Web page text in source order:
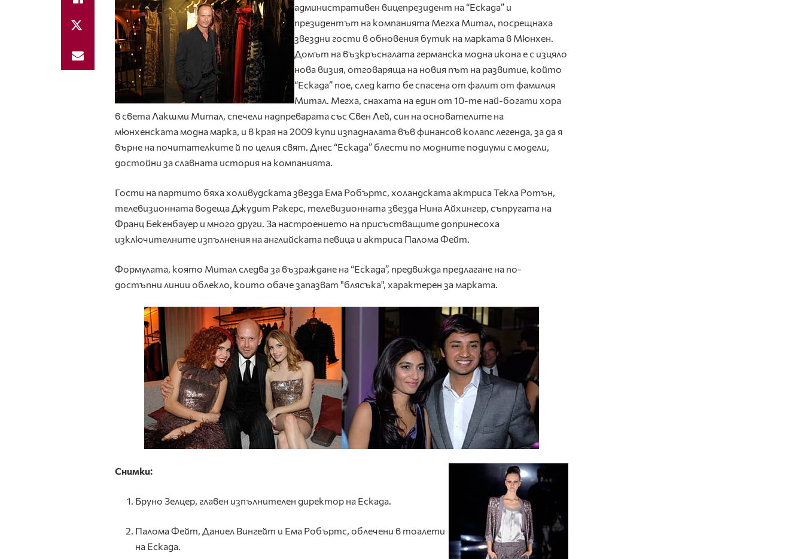
административен вицепрезидент на “Ескада” и
президентът на компанията Мегха Митал, посрещнаха
звездни гости в обновения бутик на марката в Мюнхен.
Домът на възкръсналата германска модна икона е с изцяло
нова визия, отговаряща на новия път на развитие, който
“Ескада” пое, след като бе спасена от фалит от фамилия
Митал. Мегха, снахата на един от 10-те най-богати хора
в света Лакшми Митал, спечели надпреварата със Свен Лей, син на основателите на
мюнхенската модна марка, и в края на 2009 купи изпадналата във финансов колапс легенда, за да я
върне на почитателките й по целия свят. Днес “Ескада” блести по модните подиуми с модели,
достойни за славната история на компанията.
Гости на партито бяха холивудската звезда Ема Робъртс, холандската актриса Текла Ротън,
телевизионната водеща Джудит Ракерс, телевизионната звезда Нина Айхингер, съпругата на
Франц Бекенбауер и много други. За настроението на присъстващите допринесоха
изключителните изпълнения на английската певица и актриса Палома Фейт.
Формулата, която Митал следва за възраждане на “Ескада”, предвижда предлагане на по-
достъпни линии облекло, които обаче запазват "блясъка", характерен за марката.
Снимки:
Бруно Зелцер, главен изпълнителен директор на Ескада.
Палома Фейт, Даниел Вингейт и Ема Робъртс, облечени в тоалети
на Ескада.